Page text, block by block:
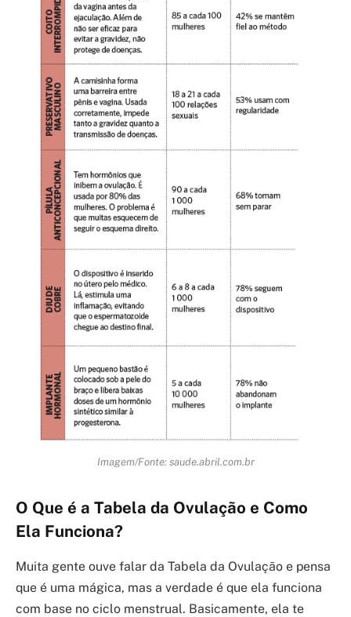
Imagem/Fonte: saude.abril.com.br
O Que é a Tabela da Ovulação e Como
Ela Funciona?
Muita gente ouve falar da Tabela da Ovulação e pensa
que é uma mágica, mas a verdade é que ela funciona
com base no ciclo menstrual. Basicamente, ela te